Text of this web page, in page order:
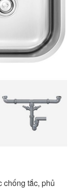
chống tắc, phủ